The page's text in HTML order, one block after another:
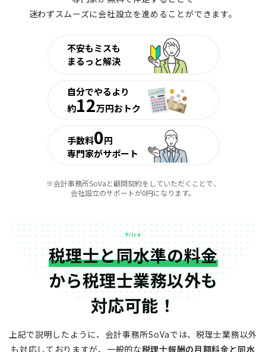
迷わずスムーズに会社設立を進めることができます。
不安もミスも
まるっと解決
自分でやるより
約12万円おトク
手数料0円
専門家がサポート
※会計事務所SoVaと顧問契約をしていただくことで、
会社設立のサポートが0円になります。
Price
税理士と同水準の料金
から税理士業務以外も
対応可能！
上記で説明したように、会計事務所SoVaでは、税理士業務以外
も対応しておりますが、 一般的な税理士報酬の月額料金と同水